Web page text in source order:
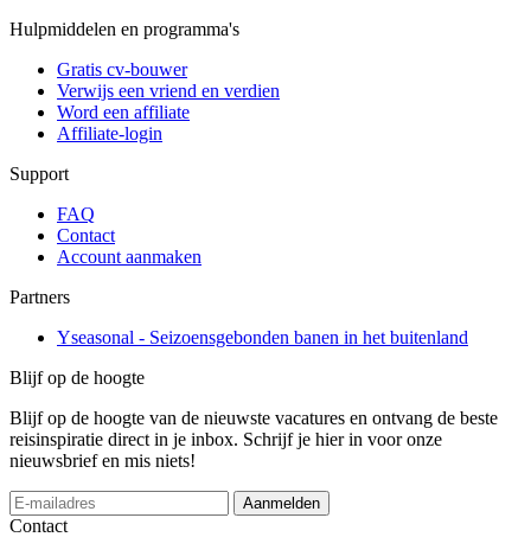
Hulpmiddelen en programma's
Gratis cv-bouwer
Verwijs een vriend en verdien
Word een affiliate
Affiliate-login
Support
FAQ
Contact
Account aanmaken
Partners
Yseasonal - Seizoensgebonden banen in het buitenland
Blijf op de hoogte
Blijf op de hoogte van de nieuwste vacatures en ontvang de beste
reisinspiratie direct in je inbox. Schrijf je hier in voor onze
nieuwsbrief en mis niets!
If
you
Aanmelden
Contact